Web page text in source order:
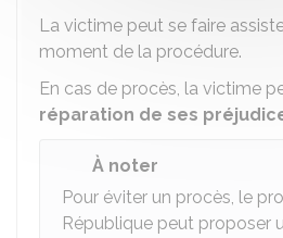
La victime peut se faire
moment de la procédure.
En cas de procès, la victime
réparation de ses
À noter
Pour éviter un procès, le
République peut proposer